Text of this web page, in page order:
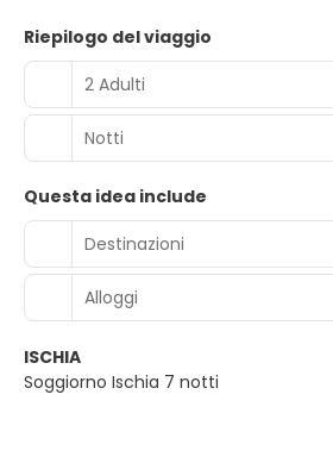
Riepilogo del viaggio
2 Adulti
Notti
Questa idea include
Destinazioni
Alloggi
ISCHIA
Soggiorno Ischia 7 notti